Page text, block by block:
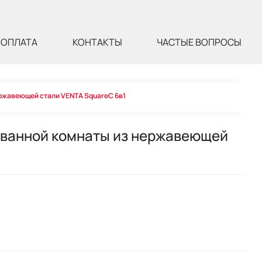
ОПЛАТА КОНТАКТЫ ЧАСТЫЕ ВОПРОСЫ
стали VENTA SquareC 6в1
комнаты из нержавеющей